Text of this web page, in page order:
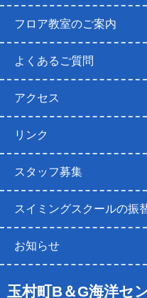
フロア教室のご案内
よくあるご質問
アクセス
リンク
スタッフ募集
スイミングスクールの振
お知らせ
玉村町B＆G海洋セ